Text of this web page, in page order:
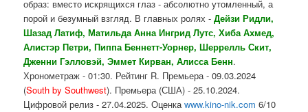
образ: вместо искрящихся глаз - абсолютно утомленный, а
порой и безумный взгляд. В главных ролях -Дейзи Ридли,
Шазад Латиф, Матильда Анна Ингрид Лутс, Хиба Ахмед,
Алистэр Петри, Пиппа Беннетт-Уорнер, Шеррелль Скит,
Дженни Гэлловэй, Эммет Кирван, Алисса Бенн.
Хронометраж - 01:30. Рейтинг R. Премьера - 09.03.2024
(South by Southwest). Премьера (США) - 25.10.2024.
Цифровой релиз - 27.04.2025. Оценкаwww.kino-nik.com 6/10